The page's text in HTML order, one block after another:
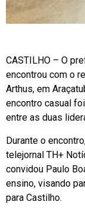
CASTILHO – O
encontrou com o
Arthus, em
encontro casual
entre as duas
Durante o
telejornal TH+
convidou Paulo
ensino, visando
para Castilho.